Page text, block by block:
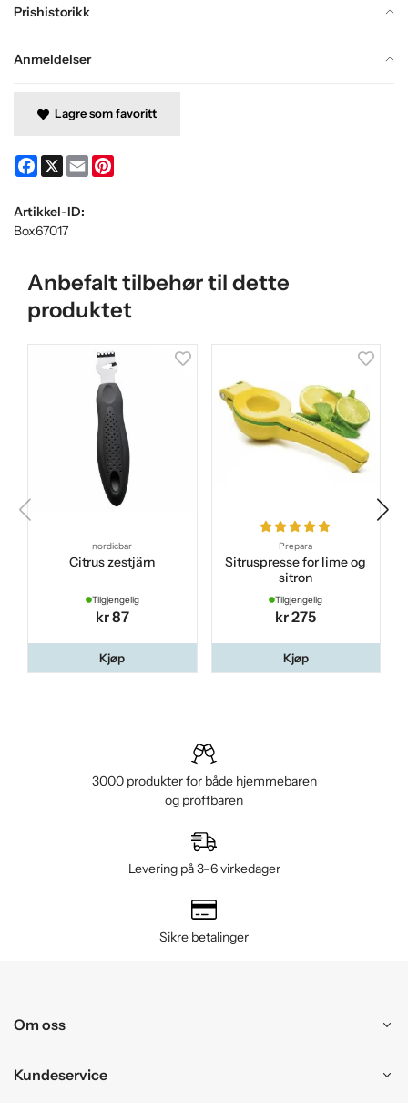
Prishistorikk
Anmeldelser
Lagre som favoritt
Facebook
X Email
Artikkel-ID:
Box67017
Anbefalt tilbehør til dette
produktet
nordicbar
Citrus zestjärn
Tilgjengelig
kr 87
Kjøp
Prepara
Sitruspresse for lime og
sitron
Tilgjengelig
kr 275
Kjøp
3000 produkter for både hjemmebaren
og proffbaren
Levering på 3–6 virkedager
Sikre betalinger
Om oss
Kundeservice